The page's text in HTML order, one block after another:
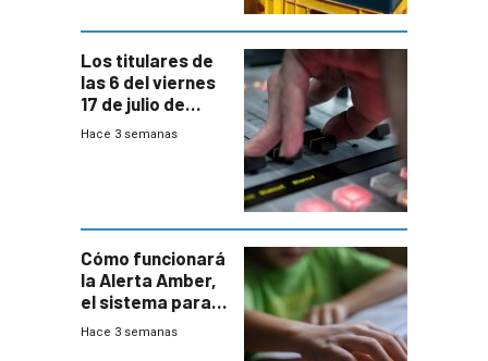
Los titulares de
las 6 del viernes
17 de julio de
2026
Hace 3 semanas
Cómo funcionará
la Alerta Amber,
el sistema para
la búsqueda
Hace 3 semanas